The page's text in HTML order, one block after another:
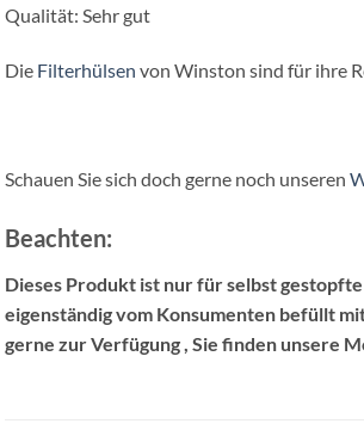
Qualität: Sehr gut
Die Filterhülsen von Winston sind für ihre
Schauen Sie sich doch gerne noch unseren
Beachten:
Dieses Produkt ist nur für selbst
eigenständig vom Konsumenten befüllt
gerne zur Verfügung , Sie finden unsere